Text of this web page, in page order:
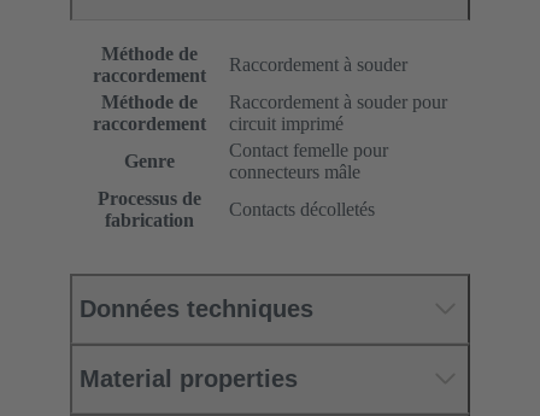
Méthode de
raccordement
Raccordement à souder
Méthode de
raccordement
Raccordement à souder pour
circuit imprimé
Genre
Contact femelle pour
connecteurs mâle
Processus de
fabrication
Contacts décolletés
Données techniques
Material properties